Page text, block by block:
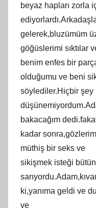
beyaz hapları zorla
gelerek,bluzümüm
göğüslerimi sıktılar
benim enfes bir
olduğumu ve beni
söylediler.Hiçbir şey
bakacağım
kadar
müthiş bir seks ve
sikişmek isteği
ki,yanıma geldi ve
ve